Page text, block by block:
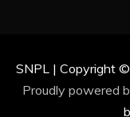
SNPL | Copyright
Proudly powered